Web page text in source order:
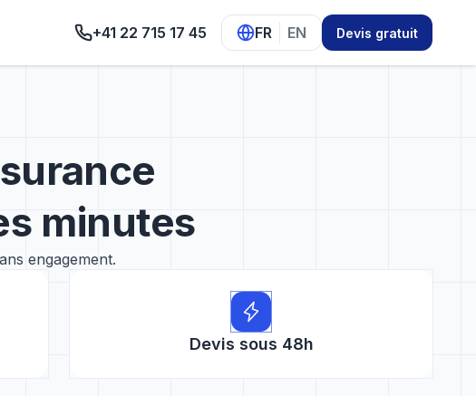
+41 22 715 17 45 FR EN Devis gratuit
minutes
engagement.
Devis sous 48h